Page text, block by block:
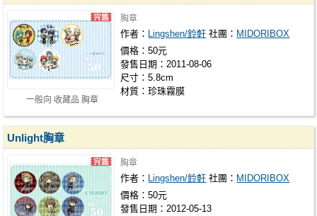
一般向 收藏品 胸章
胸章
作者： Lingshen/鈴軒 社團： MIDORIBOX
價格：50元
發售日期：2011-08-06
尺寸：5.8cm
材質：珍珠霧膜
Unlight胸章
胸章
作者： Lingshen/鈴軒 社團： MIDORIBOX
價格：50元
發售日期：2012-05-13